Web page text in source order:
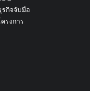
รกิจจับมือ
รงการ